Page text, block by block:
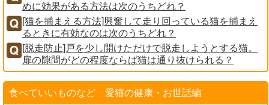
めに効果がある方法は次のうちどれ？
[猫を捕まえる方法]興奮して走り回っている猫を捕まえ
るときに有効なのは次のうちどれ？
[脱走防止]戸を少し開けただけで脱走しようとする猫。
扉の隙間がどの程度ならば猫は通り抜けられる？
食べていいものなど 愛猫の健康・お世話編